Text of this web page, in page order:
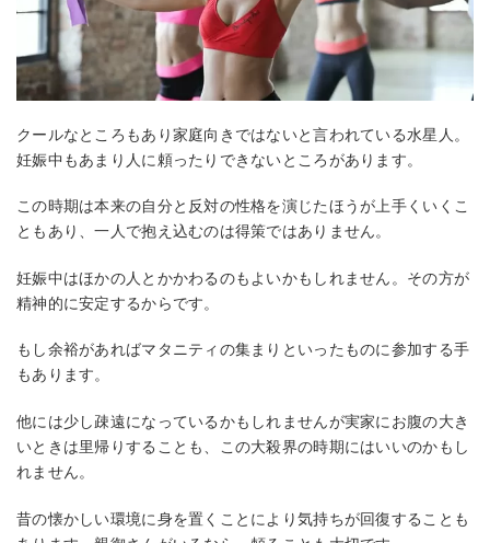
クールなところもあり家庭向きではないと言われている水星人。
妊娠中もあまり人に頼ったりできないところがあります。
この時期は本来の自分と反対の性格を演じたほうが上手くいくこ
ともあり、一人で抱え込むのは得策ではありません。
妊娠中はほかの人とかかわるのもよいかもしれません。その方が
精神的に安定するからです。
もし余裕があればマタニティの集まりといったものに参加する手
もあります。
他には少し疎遠になっているかもしれませんが実家にお腹の大き
いときは里帰りすることも、この大殺界の時期にはいいのかもし
れません。
昔の懐かしい環境に身を置くことにより気持ちが回復することも